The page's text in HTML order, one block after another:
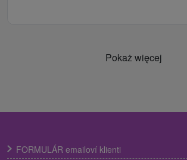
Pokaż więcej
FORMULÁR emailoví klienti